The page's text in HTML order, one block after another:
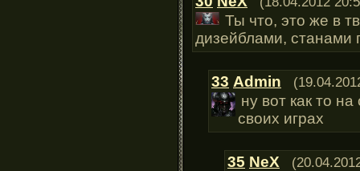
Ты что, это же в
дизейблами, станами
33 Admin
ну вот как то
своих играх
35 NeX